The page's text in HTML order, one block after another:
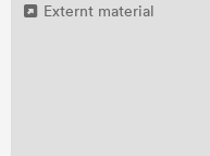
Externt material